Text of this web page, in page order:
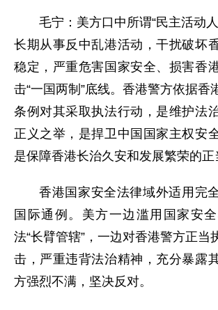
毛宁：美方口中所谓“民主活动
长期从事反中乱港活动，干扰破坏
稳定，严重危害国家安全、损害香
击“一国两制”底线。香港警方依据香
条例对其采取执法行动，是维护法
正义之举，是捍卫中国国家主权安
是保障香港长治久安和发展繁荣的正
香港国家安全法律域外适用完
国际通例。美方一边滥用国家安
法“长臂管辖”，一边对香港警方正当
击，严重违背法治精神，充分暴露
方强烈不满，坚决反对。